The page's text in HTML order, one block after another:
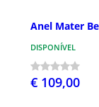
Anel Mater
DISPONÍVEL
€ 109,00